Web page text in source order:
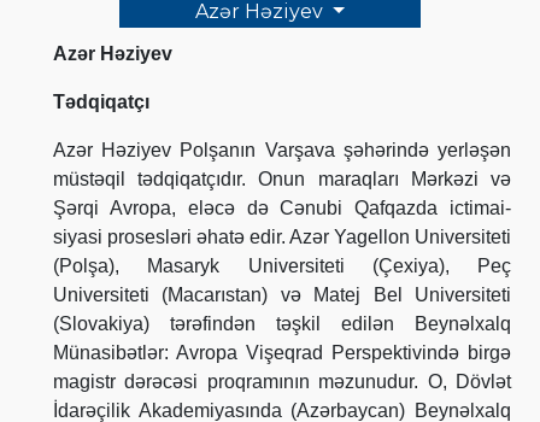
Azər Həziyev
Azər Həziyev
Tədqiqatçı
Azər Həziyev Polşanın Varşava şəhərində yerləşən
müstəqil tədqiqatçıdır. Onun maraqları Mərkəzi və
Şərqi Avropa, eləcə də Cənubi Qafqazda ictimai-
siyasi prosesləri əhatə edir. Azər Yagellon Universiteti
(Polşa), Masaryk Universiteti (Çexiya), Peç
Universiteti (Macarıstan) və Matej Bel Universiteti
(Slovakiya) tərəfindən təşkil edilən Beynəlxalq
Münasibətlər: Avropa Vişeqrad Perspektivində birgə
magistr dərəcəsi proqramının məzunudur. O, Dövlət
İdarəçilik Akademiyasında (Azərbaycan) Beynəlxalq